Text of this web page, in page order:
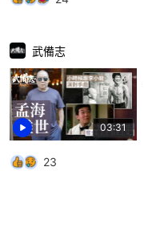
03:31
武備志
23